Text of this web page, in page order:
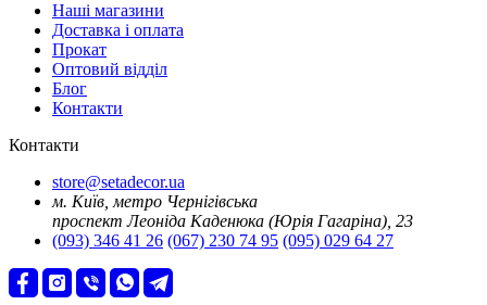
Наші магазини
Доставка і оплата
Прокат
Оптовий відділ
Блог
Контакти
Контакти
store@setadecor.ua
м. Київ, метро Чернігівська
проспект Леоніда Каденюка (Юрія Гагаріна), 23
(093) 346 41 26 (067) 230 74 95 (095) 029 64 27